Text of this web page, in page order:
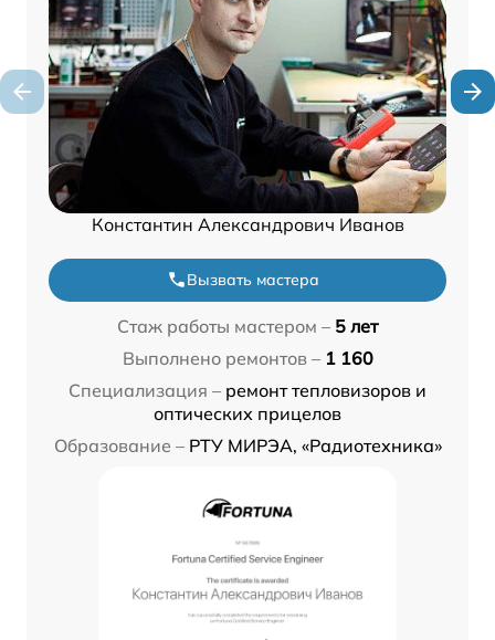
Константин Александрович Иванов
Вызвать мастера
Стаж работы мастером – 5 лет
Выполнено ремонтов – 1 160
Специализация – ремонт тепловизоров и
оптических прицелов
Образование – РТУ МИРЭА, «Радиотехника»